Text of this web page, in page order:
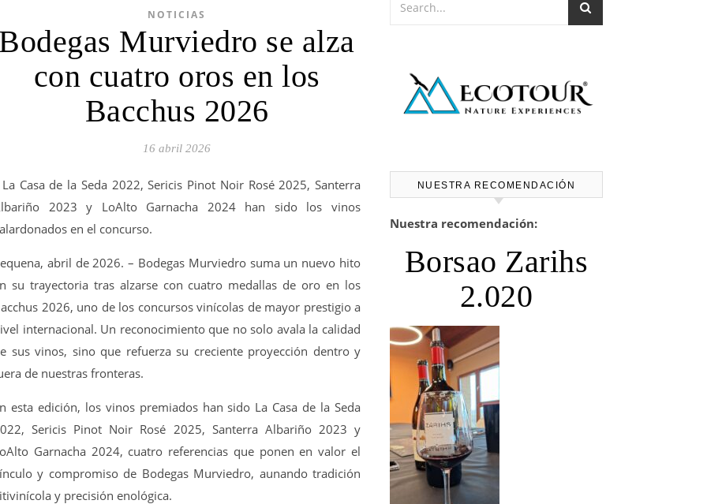
NOTICIAS
Murviedro se alza
con cuatro oros en los
Bacchus 2026
16 abril 2026
La Casa de la Seda 2022, Sericis Pinot Noir Rosé 2025, Santerra
2023 y LoAlto Garnacha 2024 han sido los vinos
en el concurso.
abril de 2026. – Bodegas Murviedro suma un nuevo hito
su trayectoria tras alzarse con cuatro medallas de oro en los
2026, uno de los concursos vinícolas de mayor prestigio a
internacional. Un reconocimiento que no solo avala la calidad
sus vinos, sino que refuerza su creciente proyección dentro y
de nuestras fronteras.
esta edición, los vinos premiados han sido La Casa de la Seda
Sericis Pinot Noir Rosé 2025, Santerra Albariño 2023 y
Garnacha 2024, cuatro referencias que ponen en valor el
y compromiso de Bodegas Murviedro, aunando tradición
y precisión enológica.
NUESTRA RECOMENDACIÓN
Nuestra recomendación:
Borsao Zarihs
2.020